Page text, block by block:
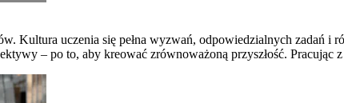
Kultura uczenia się pełna wyzwań, odpowiedzialnych zadań i
– po to, aby kreować zrównoważoną przyszłość. Pracując